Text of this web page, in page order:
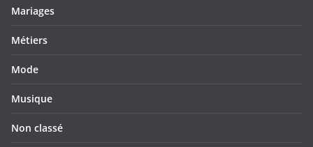
Mariages
Métiers
Mode
Musique
Non classé